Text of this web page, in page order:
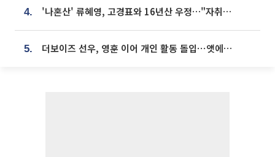
4. '나혼산' 류혜영, 고경표와 16년산 우정…"자취방서 부모님과 마주쳐"
5. 더보이즈 선우, 영훈 이어 개인 활동 돌입⋯앳에어리어와 전속계약